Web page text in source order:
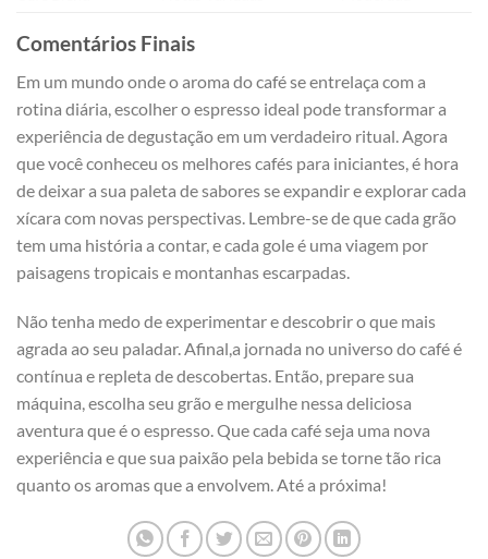
Comentários Finais
Em um mundo onde o aroma do café se entrelaça com ​a ​
rotina diária, escolher o espresso ideal pode‍ transformar a
experiência de degustação​ em ⁤um verdadeiro​ ritual. Agora
que você ⁢conheceu os melhores cafés para iniciantes, é hora
de deixar a sua ‍paleta de sabores⁤ se expandir e explorar ‌cada
⁣xícara com novas perspectivas. Lembre-se de que⁢ cada grão
tem uma história a ⁤contar, e cada ⁤gole é uma ⁣viagem ‌por
paisagens tropicais e montanhas escarpadas.⁢
Não tenha ⁤medo de experimentar e‌ descobrir o que ​mais
agrada ​ao⁤ seu ‍paladar. Afinal,a jornada no universo do café é
contínua e repleta de descobertas.‌ Então, prepare sua
máquina, escolha⁤ seu grão e mergulhe nessa ​deliciosa‌
aventura que é o⁢ espresso. Que cada café seja uma nova
experiência e que sua paixão pela bebida se torne tão rica​
quanto os aromas que a‍ envolvem. Até ⁤a ​próxima!